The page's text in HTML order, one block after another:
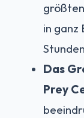
in ganz
Das
Prey